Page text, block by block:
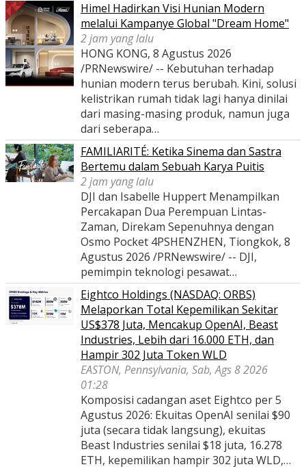
Himel Hadirkan Visi Hunian Modern
melalui Kampanye Global "Dream Home"
2 jam yang lalu
HONG KONG, 8 Agustus 2026
/PRNewswire/ -- Kebutuhan terhadap
hunian modern terus berubah. Kini, solusi
kelistrikan rumah tidak lagi hanya dinilai
dari masing-masing produk, namun juga
dari seberapa…
FAMILIARITÉ: Ketika Sinema dan Sastra
Bertemu dalam Sebuah Karya Puitis
2 jam yang lalu
DJI dan Isabelle Huppert Menampilkan
Percakapan Dua Perempuan Lintas-
Zaman, Direkam Sepenuhnya dengan
Osmo Pocket 4PSHENZHEN, Tiongkok, 8
Agustus 2026 /PRNewswire/ -- DJI,
pemimpin teknologi pesawat…
Eightco Holdings (NASDAQ: ORBS)
Melaporkan Total Kepemilikan Sekitar
US$378 Juta, Mencakup OpenAI, Beast
Industries, Lebih dari 16.000 ETH, dan
Hampir 302 Juta Token WLD
EASTON, Pennsylvania, Sab, Ags 8 2026
01:28
Komposisi cadangan aset Eightco per 5
Agustus 2026: Ekuitas OpenAI senilai $90
juta (secara tidak langsung), ekuitas
Beast Industries senilai $18 juta, 16.278
ETH, kepemilikan hampir 302 juta WLD,…